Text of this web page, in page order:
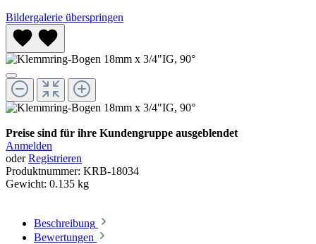
Bildergalerie überspringen
Preise sind für ihre Kundengruppe ausgeblendet
Anmelden
oderRegistrieren
Produktnummer: KRB-18034
Gewicht: 0.135 kg
Beschreibung
Bewertungen